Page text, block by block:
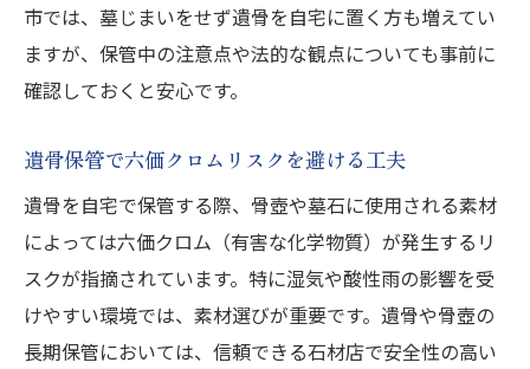
市では、墓じまいをせず遺骨を自宅に置く方も増えてい
ますが、保管中の注意点や法的な観点についても事前に
確認しておくと安心です。
遺骨保管で六価クロムリスクを避ける工夫
遺骨を自宅で保管する際、骨壺や墓石に使用される素材
によっては六価クロム（有害な化学物質）が発生するリ
スクが指摘されています。特に湿気や酸性雨の影響を受
けやすい環境では、素材選びが重要です。遺骨や骨壺の
長期保管においては、信頼できる石材店で安全性の高い